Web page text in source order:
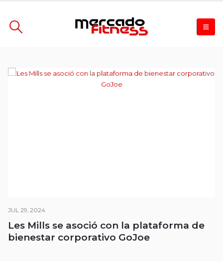
JUL 29, 2024
Les Mills se asoció con la plataforma de
bienestar corporativo GoJoe